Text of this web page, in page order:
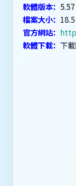
軟體版本： 5.57
檔案大小：
官方網站：
軟體下載： 下